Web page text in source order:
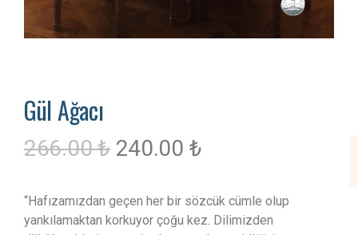
Gül Ağacı
266.00₺ 240.00 ₺
“Hafızamızdan geçen her bir sözcük cümle olup
yankılamaktan korkuyor çoğu kez. Dilimizden